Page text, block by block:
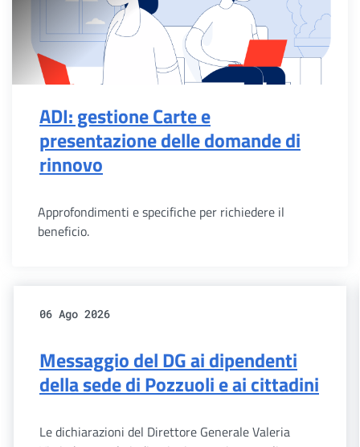
ADI: gestione Carte e
presentazione delle domande di
rinnovo
Approfondimenti e specifiche per richiedere il
beneficio.
06 Ago 2026
Messaggio del DG ai dipendenti
della sede di Pozzuoli e ai cittadini
Le dichiarazioni del Direttore Generale Valeria